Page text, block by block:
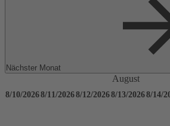
Nächster Monat